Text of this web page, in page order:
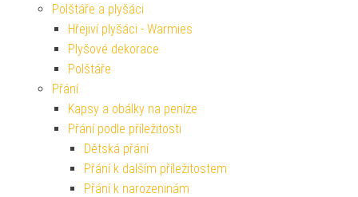
Polštáře a plyšáci
Hřejiví plyšáci - Warmies
Plyšové dekorace
Polštáře
Přání
Kapsy a obálky na peníze
Přání podle příležitosti
Dětská přání
Přání k dalším příležitostem
Přání k narozeninám